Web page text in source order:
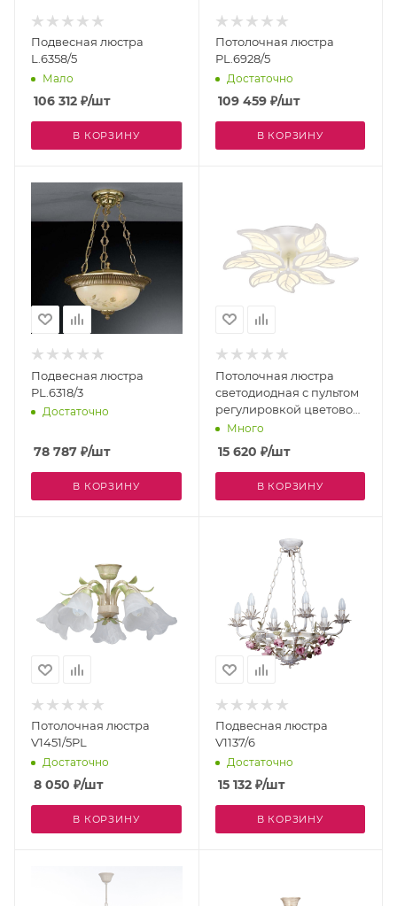
Подвесная люстра
L.6358/5
Мало
106 312 ₽/шт
В КОРЗИНУ
Потолочная люстра
PL.6928/5
Достаточно
109 459₽/шт
В КОРЗИНУ
Подвесная люстра
PL.6318/3
Достаточно
78 787 ₽/шт
В КОРЗИНУ
Потолочная люстра
светодиодная с пультом
регулировкой цветовой
температуры и яркости с
ночным режимом
ACRYLICA FA460
Много
15 620 ₽/шт
В КОРЗИНУ
Потолочная люстра
V1451/5PL
Достаточно
8 050 ₽/шт
В КОРЗИНУ
Подвесная люстра
V1137/6
Достаточно
15 132₽/шт
В КОРЗИНУ